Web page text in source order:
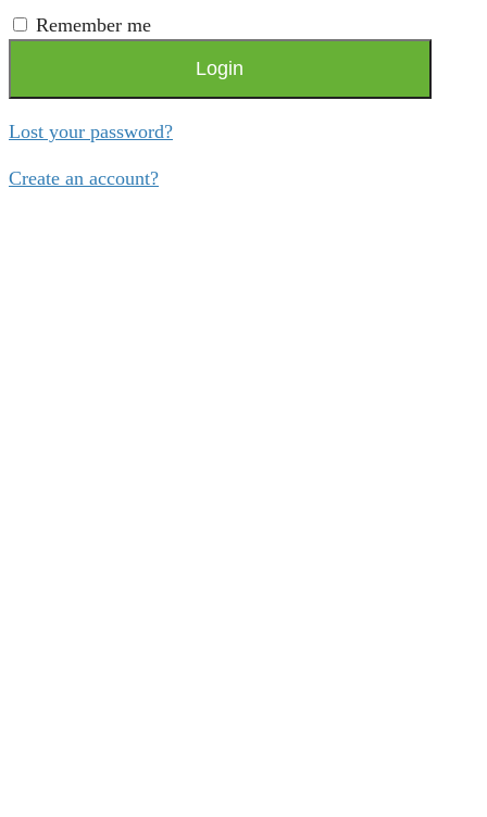
Remember me
Login
Lost your password?
Create an account?